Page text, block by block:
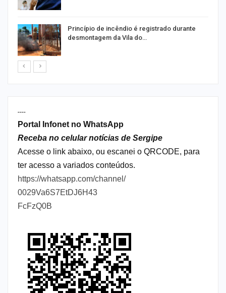
Princípio de incêndio é registrado durante
desmontagem da Vila do…
----
Portal Infonet no WhatsApp
Receba no celular notícias de Sergipe
Acesse o link abaixo, ou escanei o QRCODE, para
ter acesso a variados conteúdos.
https://whatsapp.com/channel/
0029Va6S7EtDJ6H43
FcFzQ0B